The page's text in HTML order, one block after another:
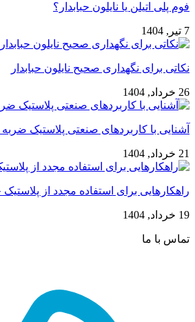
فوم پلی اتیلن یا نایلون حبابدار؟
7 تیر, 1404
نکاتی برای نگهداری صحیح نایلون حبابدار
26 خرداد, 1404
آشنایی با کاربردهای صنعتی پلاستیک ضربه
21 خرداد, 1404
راهکارهایی برای استفاده مجدد از پلاستیک
19 خرداد, 1404
تماس با ما